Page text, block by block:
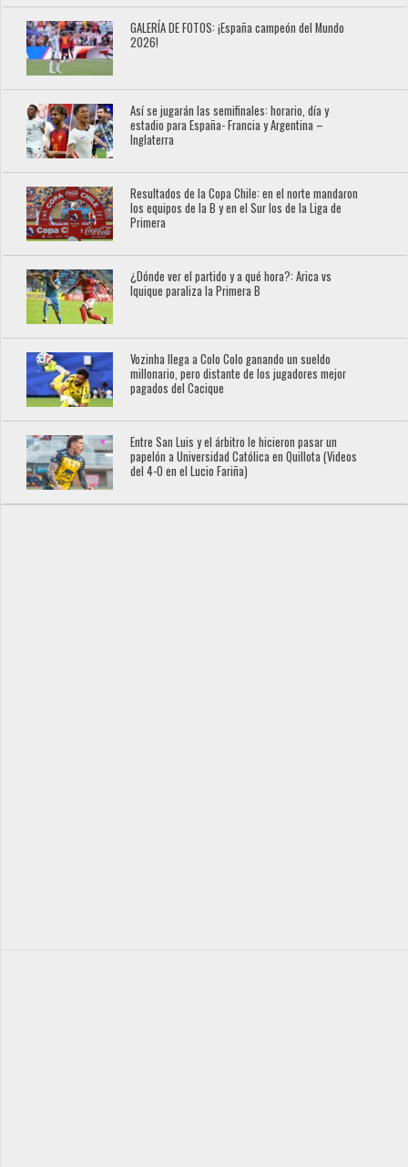
GALERÍA DE FOTOS: ¡España campeón del Mundo
2026!
Así se jugarán las semifinales: horario, día y
estadio para España- Francia y Argentina –
Inglaterra
Resultados de la Copa Chile: en el norte mandaron
los equipos de la B y en el Sur los de la Liga de
Primera
¿Dónde ver el partido y a qué hora?: Arica vs
Iquique paraliza la Primera B
Vozinha llega a Colo Colo ganando un sueldo
millonario, pero distante de los jugadores mejor
pagados del Cacique
Entre San Luis y el árbitro le hicieron pasar un
papelón a Universidad Católica en Quillota (Videos
del 4-0 en el Lucio Fariña)